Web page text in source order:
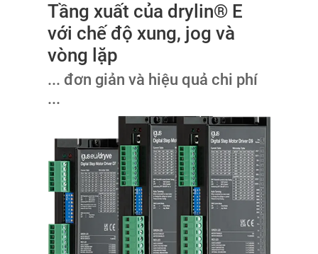
Tầng xuất của drylin® E
với chế độ xung, jog và
vòng lặp
... đơn giản và hiệu quả chi phí
...